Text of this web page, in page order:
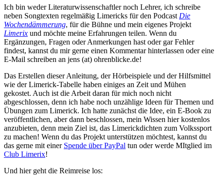
Ich bin weder Literaturwissenschaftler noch Lehrer, ich schreibe
neben Songtexten regelmäßig Limericks für den Podcast Die
Wochendämmerung, für die Bühne und mein eigenes Projekt
Limerix und möchte meine Erfahrungen teilen. Wenn du
Ergänzungen, Fragen oder Anmerkungen hast oder gar Fehler
findest, kannst du mir gerne einen Kommentar hinterlassen oder eine
E-Mail schreiben an jens (at) ohrenblicke.de!
Das Erstellen dieser Anleitung, der Hörbeispiele und der Hilfsmittel
wie der Limerick-Tabelle haben einiges an Zeit und Mühen
gekostet. Auch ist die Arbeit daran für mich noch nicht
abgeschlossen, denn ich habe noch unzählige Ideen für Themen und
Übungen zum Limerick. Ich hatte zunächst die Idee, ein E-Book zu
veröffentlichen, aber dann beschlossen, mein Wissen hier kostenlos
anzubieten, denn mein Ziel ist, das Limerickdichten zum Volkssport
zu machen! Wenn du das Projekt unterstützen möchtest, kannst du
das gerne mit einer Spende über PayPal tun oder werde MItglied im
Club Limerix!
Und hier geht die Reimreise los: